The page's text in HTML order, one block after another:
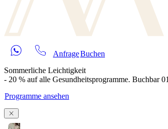
AnfrageBuchen
Sommerliche Leichtigkeit
- 20 % auf alle Gesundheitsprogramme. Buchbar
Programme ansehen